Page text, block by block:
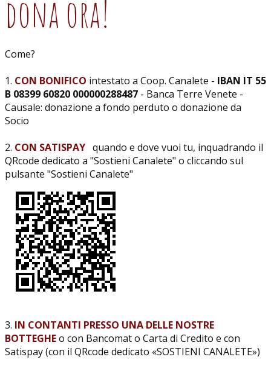
dona ora!
Come?
1. CON BONIFICO intestato a Coop. Canalete - IBAN IT 55
B 08399 60820 000000288487 - Banca Terre Venete -
Causale: donazione a fondo perduto o donazione da
Socio
2. CON SATISPAY quando e dove vuoi tu, inquadrando il
QRcode dedicato a "Sostieni Canalete" o cliccando sul
pulsante "Sostieni Canalete"
3. IN CONTANTI PRESSO UNA DELLE NOSTRE
BOTTEGHEo con Bancomat o Carta di Credito e con
Satispay (con il QRcode dedicato «SOSTIENI CANALETE»)